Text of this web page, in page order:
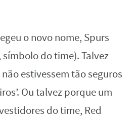
o novo nome, Spurs
símbolo do time). Talvez
estivessem tão seguros
Ou talvez porque um
do time, Red